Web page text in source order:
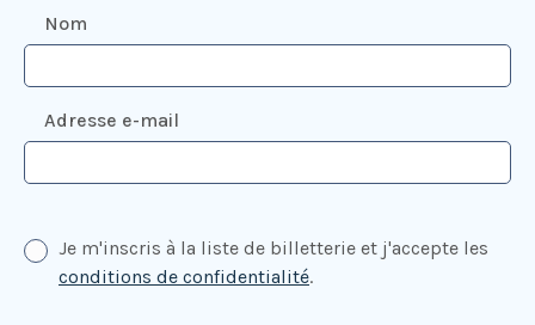
Nom
Adresse e-mail
Je m'inscris à la liste de billetterie et j'accepte les
conditions de confidentialité.